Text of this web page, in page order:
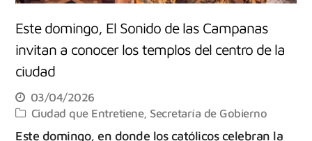
Este domingo, El Sonido de las Campanas
invitan a conocer los templos del centro de la
ciudad
03/04/2026
Ciudad que Entretiene, Secretaría de Gobierno
Este domingo, en donde los católicos celebran la